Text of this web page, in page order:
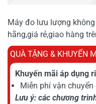
Máy đo lưu lượng
hãng,giá rẻ,giao hàng
QUÀ TẶNG & KHUYẾN
Khuyến mãi áp dụng
Miễn phí vận
Lưu ý: các chương